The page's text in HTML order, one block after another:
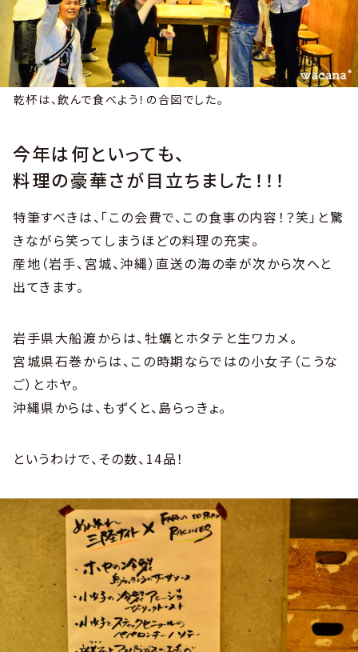
乾杯は、飲んで食べよう！の合図でした。
今年は何といっても、
料理の豪華さが目立ちました！！！
特筆すべきは、「この会費で、この食事の内容！？笑」と驚
きながら笑ってしまうほどの料理の充実。
産地（岩手、宮城、沖縄）直送の海の幸が次から次へと
出てきます。
岩手県大船渡からは、牡蠣とホタテと生ワカメ。
宮城県石巻からは、この時期ならではの小女子（こうな
ご）とホヤ。
沖縄県からは、もずくと、島らっきょ。
というわけで、その数、14品！